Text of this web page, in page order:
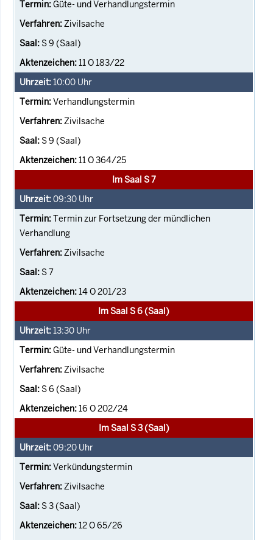
Güte- und Verhandlungstermin
Zivilsache
S 9 (Saal)
11 O 183/22
10:00 Uhr
Verhandlungstermin
Zivilsache
S 9 (Saal)
11 O 364/25
Im Saal S 7
09:30 Uhr
Termin zur Fortsetzung der mündlichen
Verhandlung
Zivilsache
S 7
14 O 201/23
Im Saal S 6 (Saal)
13:30 Uhr
Güte- und Verhandlungstermin
Zivilsache
S 6 (Saal)
16 O 202/24
Im Saal S 3 (Saal)
09:20 Uhr
Verkündungstermin
Zivilsache
S 3 (Saal)
12 O 65/26